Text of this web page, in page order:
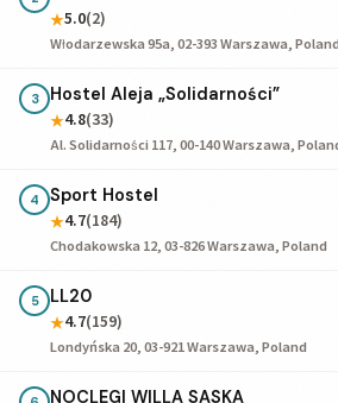
★5.0(2)
Włodarzewska 95a, 02-393 Warszawa, Poland
3 Hostel Aleja „Solidarności”
★4.8(33)
Al. Solidarności 117, 00-140 Warszawa,
4 Sport Hostel
★4.7(184)
Chodakowska 12, 03-826 Warszawa, Poland
5 LL20
★4.7(159)
Londyńska 20, 03-921 Warszawa, Poland
NOCLEGI WILLA SASKA